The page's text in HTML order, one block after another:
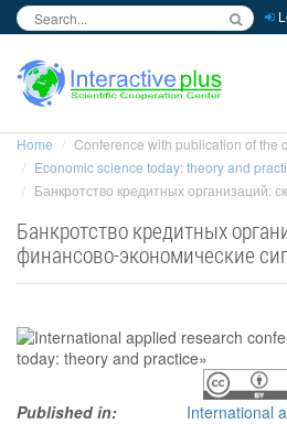
Home
Conference with publication of the
Economic science today: theory and
Банкротство кредитных организаций:
Банкротство кредитных
финансово-экономические
Published in:
International